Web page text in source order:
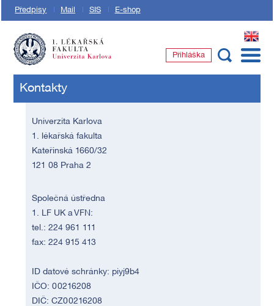
Předpisy Mail SIS E-shop
EN
Přihláška
Kontakty
Univerzita Karlova
1. lékařská fakulta
Kateřinská 1660/32
121 08 Praha 2
Společná ústředna
1. LF UK a VFN:
tel.: 224 961 111
fax: 224 915 413
ID datové schránky: piyj9b4
IČO: 00216208
DIČ: CZ00216208